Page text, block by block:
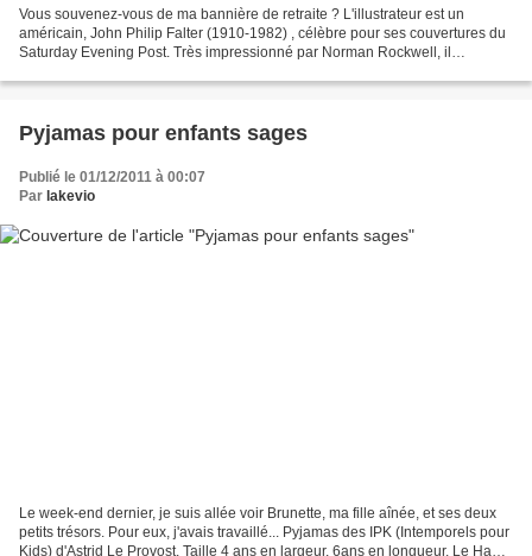
Vous souvenez-vous de ma bannière de retraite ? L'illustrateur est un
américain, John Philip Falter (1910-1982) , célèbre pour ses couvertures du
Saturday Evening Post. Très impressionné par Norman Rockwell, il
Pyjamas pour enfants sages
Publié le 01/12/2011 à 00:07
Par lakevio
Le week-end dernier, je suis allée voir Brunette, ma fille aînée, et ses deux
petits trésors. Pour eux, j'avais travaillé... Pyjamas des IPK (Intemporels pour
Kids) d'Astrid Le Provost. Taille 4 ans en largeur, 6ans en longueur. Le Haut :